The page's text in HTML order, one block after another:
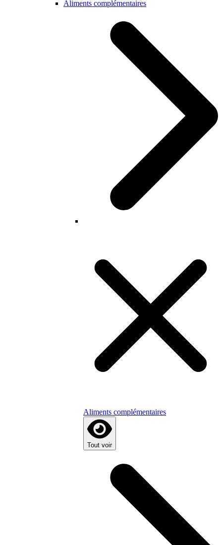
Aliments complémentaires
Aliments complémentaires
Tout voir